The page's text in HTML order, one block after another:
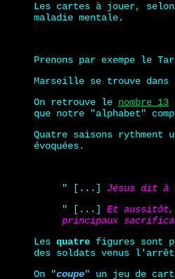
Les cartes à jouer,
maladie mentale.
Prenons par exempe le
Marseille se trouve dans
On retrouve le nombre 13
que notre "alphabet"
Quatre saisons rythment
évoquées.
" [...] Jésus dit à
" [...] Et aussitôt,
principaux
Les quatre figures sont
des soldats venus
On "coupe" un jeu de